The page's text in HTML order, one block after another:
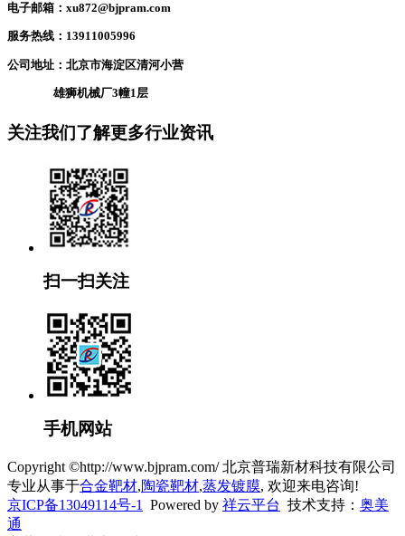
电子邮箱：xu872@bjpram.com
服务热线：13911005996
公司地址：北京市海淀区清河小营
雄狮机械厂3幢1层
关注我们了解更多行业资讯
扫一扫关注
手机网站
Copyright ©http://www.bjpram.com/ 北京普瑞新材科技有限公司
专业从事于合金靶材,陶瓷靶材,蒸发镀膜, 欢迎来电咨询!
京ICP备13049114号-1
Powered by 祥云平台 技术支持： 奥美
通